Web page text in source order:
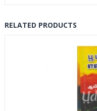
RELATED PRODUCTS